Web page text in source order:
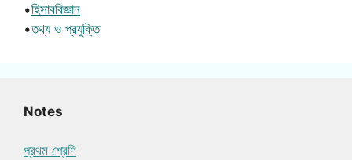
•হিসাববিজ্ঞান
•তথ্য ও প্রযুক্তি
Notes
প্রথম শ্রেণি